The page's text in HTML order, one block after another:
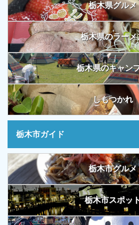
栃木県グルメ
栃木県のラーメ
栃木県のキャン
しもつかれ
栃木市ガイド
栃木市グルメ
栃木市スポッ